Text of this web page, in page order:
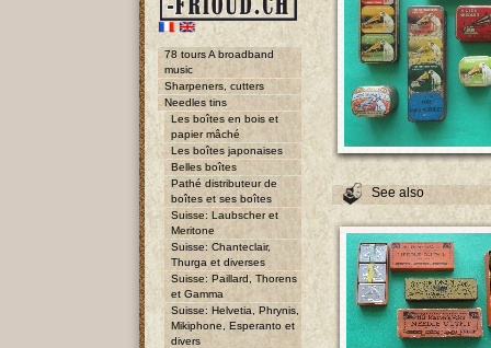
78 tours A broadband
music
Sharpeners, cutters
Needles tins
Les boîtes en bois et
papier mâché
Les boîtes japonaises
Belles boîtes
Pathé distributeur de
boîtes et ses boîtes
Suisse: Laubscher et
Meritone
Suisse: Chanteclair,
Thurga et diverses
Suisse: Paillard, Thorens
et Gamma
Suisse: Helvetia, Phrynis,
Mikiphone, Esperanto et
divers
See also